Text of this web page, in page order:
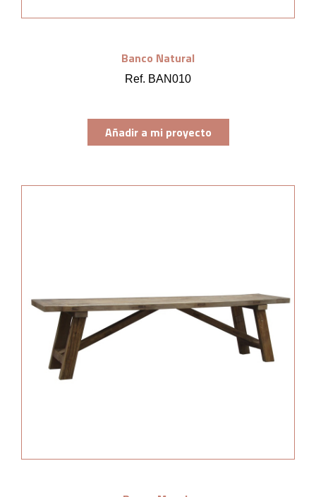
Banco Natural
Ref. BAN010
Añadir a mi proyecto